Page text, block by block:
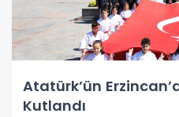
Atatürk’ün
Kutlandı